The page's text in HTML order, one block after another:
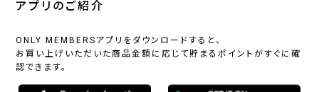
アプリのご紹介
ONLY MEMBERSアプリをダウンロードすると、
お買い上げいただいた商品金額に応じて貯まるポイントがすぐに確
認できます。